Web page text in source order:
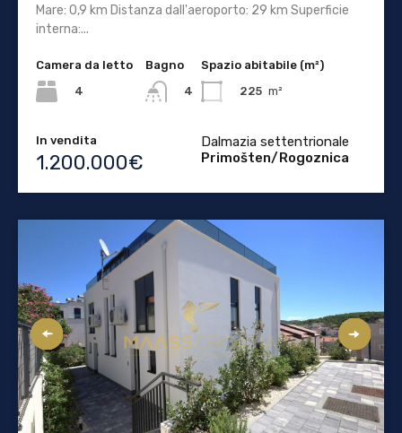
Mare: 0,9 km Distanza dall'aeroporto: 29 km Superficie
interna:...
Camera da letto
4
Bagno
4
Spazio abitabile (m²)
225 m²
In vendita
1.200.000€
Dalmazia settentrionale
Primošten/Rogoznica